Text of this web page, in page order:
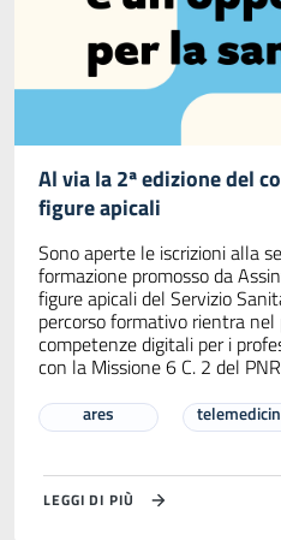
Al via la 2ª edizione del
figure apicali
Sono aperte le iscrizioni alla
formazione promosso da
figure apicali del Servizio
percorso formativo rientra
competenze digitali per i
con la Missione 6 C. 2 del
ares
LEGGI DI PIÙ